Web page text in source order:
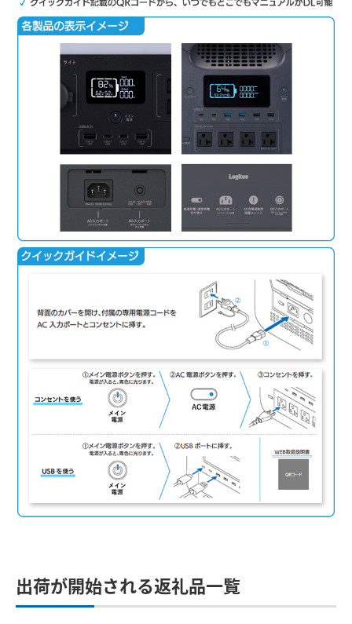
出荷が開始される返礼品一覧